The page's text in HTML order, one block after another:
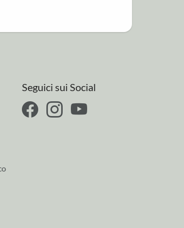
Seguici sui Social